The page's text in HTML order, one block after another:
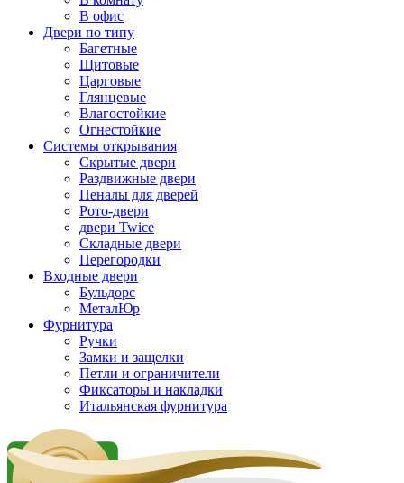
В офис
Двери по типу
Багетные
Щитовые
Царговые
Глянцевые
Влагостойкие
Огнестойкие
Системы открывания
Скрытые двери
Раздвижные двери
Пеналы для дверей
Рото-двери
двери Twice
Складные двери
Перегородки
Входные двери
Бульдорс
МеталЮр
Фурнитура
Ручки
Замки и защелки
Петли и ограничители
Фиксаторы и накладки
Итальянская фурнитура